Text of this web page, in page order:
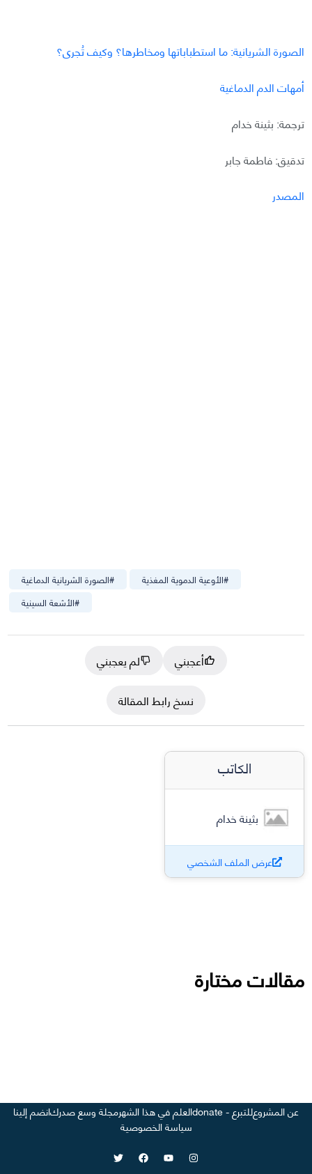
الصورة الشريانية: ما استطباباتها ومخاطرها؟ وكيف تُجرى؟
أمهات الدم الدماغية
ترجمة: بثينة خدام
تدقيق: فاطمة جابر
المصدر
#الصورة الشريانية الدماغية #الأوعية الدموية المغذية
#الأشعة السينية
أعجبني
لم يعجبني
نسخ رابط المقالة
الكاتب
بثينة خدام
عرض الملف الشخصي
مقالات مختارة
عن المشروعللتبرع - donate العلم في هذا الشهرمجلة وسع صدركانضم إلينا
سياسة الخصوصية